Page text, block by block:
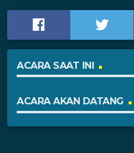
ACARA SAAT INI
ACARA AKAN DATANG